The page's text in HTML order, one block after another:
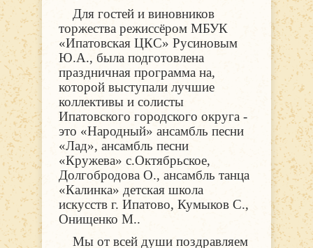
Для гостей и виновников
торжества режиссёром МБУК
«Ипатовская ЦКС» Русиновым
Ю.А., была подготовлена
праздничная программа на,
которой выступали лучшие
коллективы и солисты
Ипатовского городского округа -
это «Народный» ансамбль песни
«Лад», ансамбль песни
«Кружева» с.Октябрьское,
Долгобродова О., ансамбль танца
«Калинка» детская школа
искусств г. Ипатово, Кумыков С.,
Онищенко М..
Мы от всей души поздравляем